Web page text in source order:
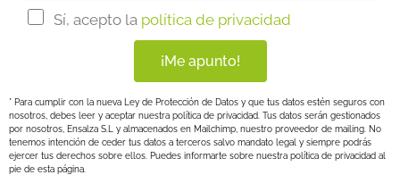
Sí, acepto la política de privacidad
¡Me apunto!
* Para cumplir con la nueva Ley de Protección de Datos y que tus datos estén seguros con
nosotros, debes leer y aceptar nuestra política de privacidad. Tus datos serán gestionados
por nosotros, Ensalza S.L y almacenados en Mailchimp, nuestro proveedor de mailing. No
tenemos intención de ceder tus datos a terceros salvo mandato legal y siempre podrás
ejercer tus derechos sobre ellos. Puedes informarte sobre nuestra política de privacidad al
pie de esta página.